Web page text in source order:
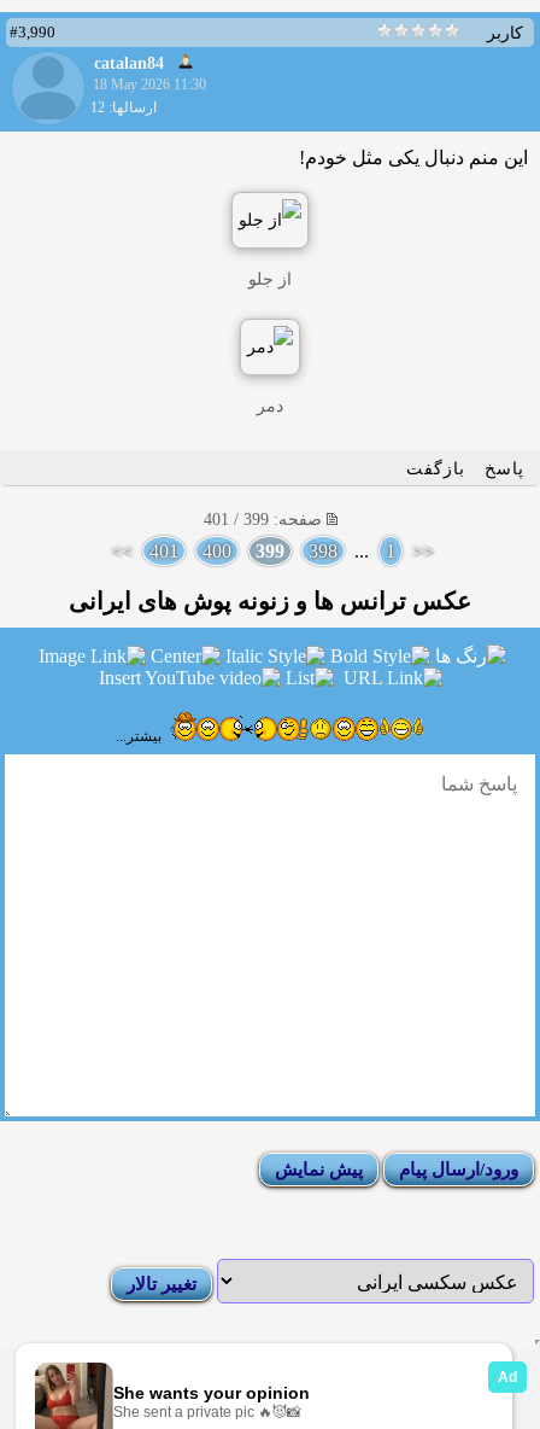
کاربر
#3,990
catalan84
18 May 2026 11:30
ارسالها: 12
این منم دنبال یکی مثل خودم!
از جلو
دمر
پاسخ بازگفت
صفحه: 399 / 401
<<
1
...
398
399
400
401
>>
عكس ترانس ها و زنونه پوش های ایرانی
بیشتر...
Rules Moderator List
Sexy Pictures Archive
Adult Forums